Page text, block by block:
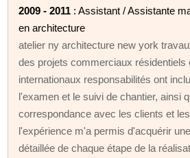
2009 - 2011 : Assistant / Assistante
en architecture
atelier ny architecture new york
des projets commerciaux résidentiels
internationaux responsabilités ont
l'examen et le suivi de chantier, ainsi
correspondance avec les clients et
l'expérience m'a permis d'acquérir
détaillée de chaque étape de la